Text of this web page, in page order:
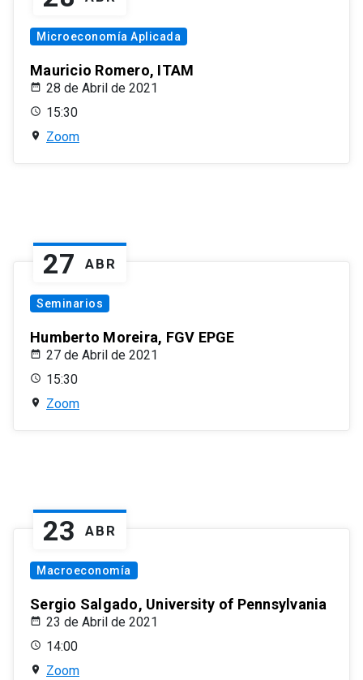
Microeconomía Aplicada
Mauricio Romero, ITAM
28 de Abril de 2021
15:30
Zoom
27 ABR
Seminarios
Humberto Moreira, FGV EPGE
27 de Abril de 2021
15:30
Zoom
23 ABR
Macroeconomía
Sergio Salgado, University of Pennsylvania
23 de Abril de 2021
14:00
Zoom